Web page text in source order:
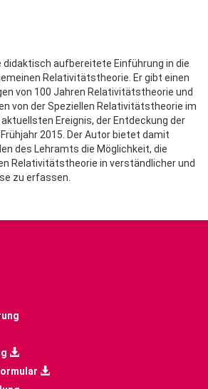
didaktisch aufbereitete Einführung in die
Relativitätstheorie. Er gibt einen
von 100 Jahren Relativitätstheorie und
von der Speziellen Relativitätstheorie im
Ereignis, der Entdeckung der
2015. Der Autor bietet damit
des Lehramts die Möglichkeit, die
Relativitätstheorie in verständlicher und
zu erfassen.